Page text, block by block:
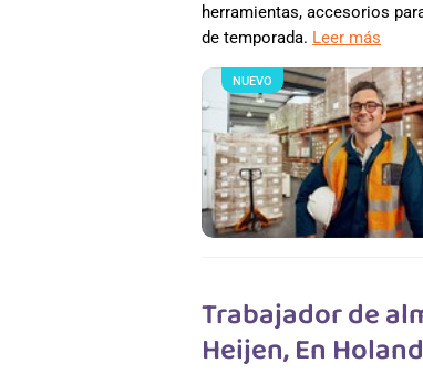
herramientas, accesorios
de temporada. Leer más
NUEVO
Trabajador de
Heijen, En